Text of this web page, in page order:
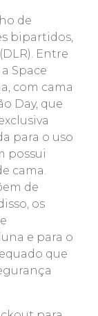
de
bipartidos,
Entre
Space
com cama
Day, que
para o uso
possui
cama.
de
os
e para o
que